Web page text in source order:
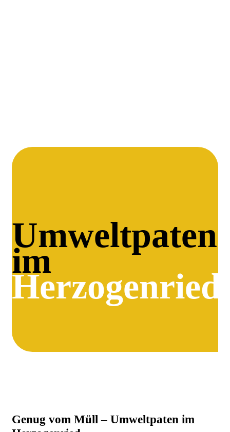
Umweltpaten
im
Herzogenried
Genug vom Müll – Umweltpaten im